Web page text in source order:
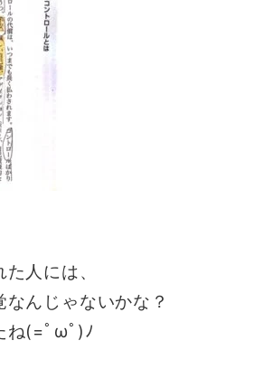
人には、
んじゃないかな？
ね(=ﾟωﾟ)ﾉ